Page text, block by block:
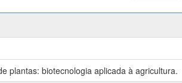
plantas: biotecnologia aplicada à agricultura.